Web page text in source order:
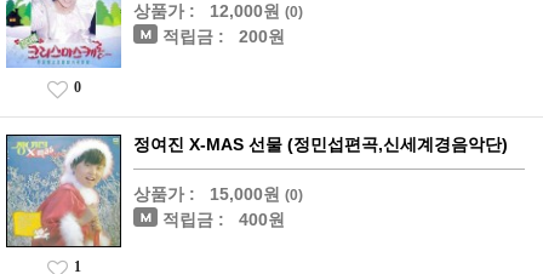
상품가 : 12,000원 (0)
적립금 : 200원
0
정여진 X-MAS 선물 (정민섭편곡,신세계경음악단)
상품가 : 15,000원 (0)
적립금 : 400원
1